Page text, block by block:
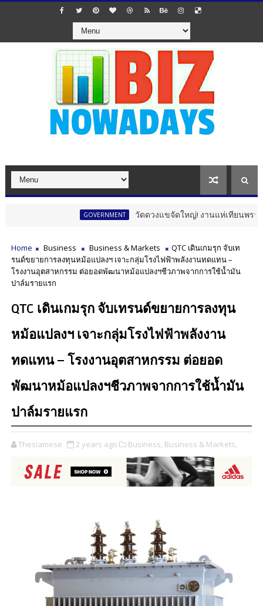
GOVERNMENT วัดดวงแขจัดใหญ่! งานแห่เทียนพรรษา 12 นั
Home Business Business & Markets
QTC เดินเกมรุก จับเท
รนด์ขยายการลงทุนหม้อแปลงฯ เจาะกลุ่มโรงไฟฟ้าพลังงานทดแทน –
โรงงานอุตสาหกรรม ต่อยอดพัฒนาหม้อแปลงฯชีวภาพจากการใช้น้ำมัน
ปาล์มรายแรก
QTC เดินเกมรุก จับเทรนด์ขยายการลงทุน
หม้อแปลงฯ เจาะกลุ่มโรงไฟฟ้าพลังงาน
ทดแทน – โรงงานอุตสาหกรรม ต่อยอด
พัฒนาหม้อแปลงฯชีวภาพจากการใช้น้ำมัน
ปาล์มรายแรก
Thesiamese 2 years ago Business, Business & Markets,